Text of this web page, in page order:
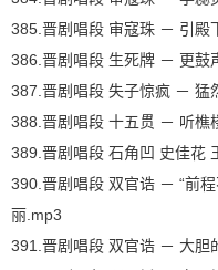
385.晋剧唱段 审寇珠 － 引殿
386.晋剧唱段 生死牌 － 更鼓
387.晋剧唱段 失子惊疯 － 猛
388.晋剧唱段 十五贯 － 听樵
389.晋剧唱段 石角凹 史佳花
390.晋剧唱段 双官诰 － “前
丽.mp3
391.晋剧唱段 双官诰 － 大胆